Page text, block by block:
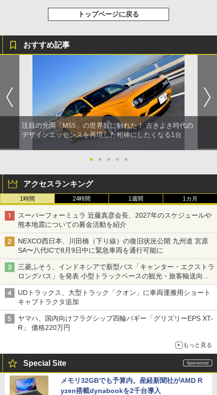
トップページに戻る
おすすめ記事
注目の光岡「M55」の世界観に触れた！ 古きよき時代の
デザインエッセンスを再現した相棒にしたくなる1台
● ● ● ● ●
アクセスランキング
1時間 24時間 1週間 1カ月
スーパーフォーミュラ 近藤真彦会長、2027年のスケジュールや
熊本地震についての募金活動を紹介
NEXCO西日本、川田橋（下り線）の復旧状況公開 九州道 宮原
SA〜八代ICで8月9日中に緊急車両を通行可能に
三菱ふそう、インドネシアで新型バス「キャンター・エクストラ
ロングバス」を発表 小型トラックベースの観光・旅客輸送向け
バス
UDトラックス、大型トラック「クオン」に車両運搬用ショート
キャブトラクタ追加
ヤマハ、国内向けフラグシップ四輪バギー「グリズリーEPS XT-
R」 価格220万円
もっと見る
Special Site
メモリ32GBでも予算内。産経新聞社がAMD R
yzen搭載dynabookを2千台導入